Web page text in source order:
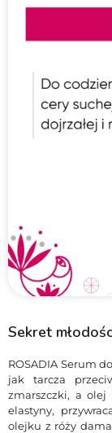
Sekret
ROSADIA Serum
jak tarcza
zmarszczki, a
elastyny,
olejku z róży